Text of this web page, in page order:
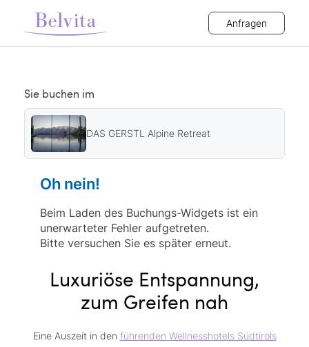
Anfragen
Sie buchen im
DAS GERSTL Alpine Retreat
Oh nein!
Beim Laden des Buchungs-Widgets ist ein
unerwarteter Fehler aufgetreten.
Bitte versuchen Sie es später erneut.
Luxuriöse Entspannung,
zum Greifen nah
Eine Auszeit in den führenden Wellnesshotels Südtirols